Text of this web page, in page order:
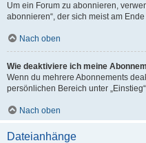
Um ein Forum zu abonnieren,
abonnieren“, der sich meist am
Nach oben
Wie deaktiviere ich meine
Wenn du mehrere Abonnements
persönlichen Bereich unter
Nach oben
Dateianhänge